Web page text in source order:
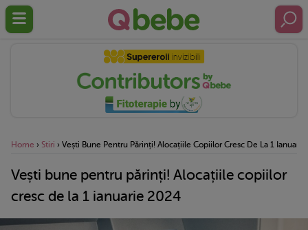
Home › Stiri › Vești Bune Pentru Părinți! Alocațiile Copiilor Cresc De La 1
Vești bune pentru părinți! Alocațiile copiilor
cresc de la 1 ianuarie 2024